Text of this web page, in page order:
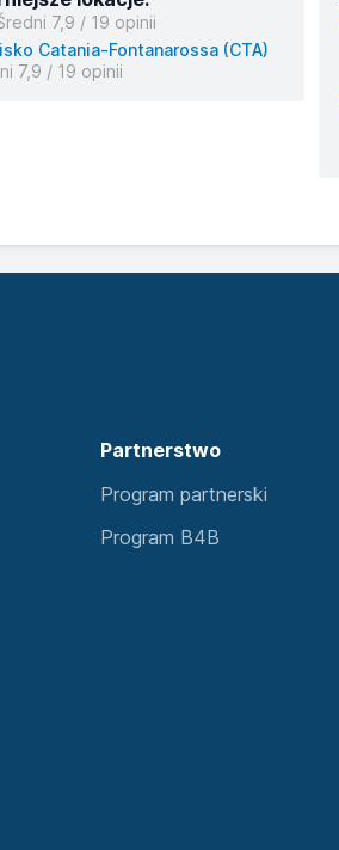
7,9 / 19 opinii
Catania-Fontanarossa (CTA)
7,9 / 19 opinii
Partnerstwo